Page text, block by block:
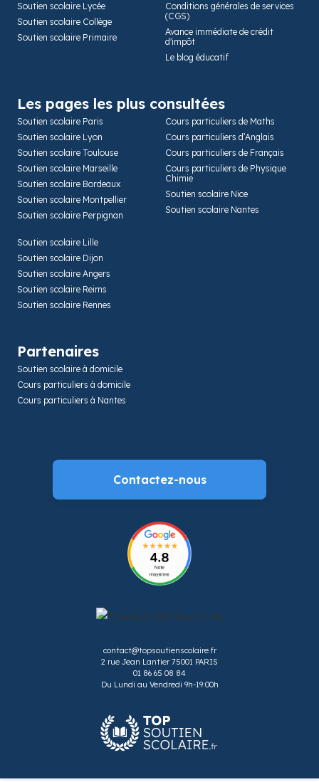
Soutien scolaire Lycée
Soutien scolaire Collège
Soutien scolaire Primaire
Conditions générales de services
(CGS)
Avance immédiate de crédit
d'impôt
Le blog éducatif
Les pages les plus consultées
Soutien scolaire Paris
Soutien scolaire Lyon
Soutien scolaire Toulouse
Soutien scolaire Marseille
Soutien scolaire Bordeaux
Soutien scolaire Montpellier
Soutien scolaire Perpignan
Cours particuliers de Maths
Cours particuliers d’Anglais
Cours particuliers de Français
Cours particuliers de Physique
Chimie
Soutien scolaire Nice
Soutien scolaire Nantes
Soutien scolaire Lille
Soutien scolaire Dijon
Soutien scolaire Angers
Soutien scolaire Reims
Soutien scolaire Rennes
Partenaires
Soutien scolaire à domicile
Cours particuliers à domicile
Cours particuliers à Nantes
contact@topsoutienscolaire.fr
2 rue Jean Lantier 75001 PARIS
01 86 65 08 84
Du Lundi au Vendredi 9h-19:00h
Contactez-nous